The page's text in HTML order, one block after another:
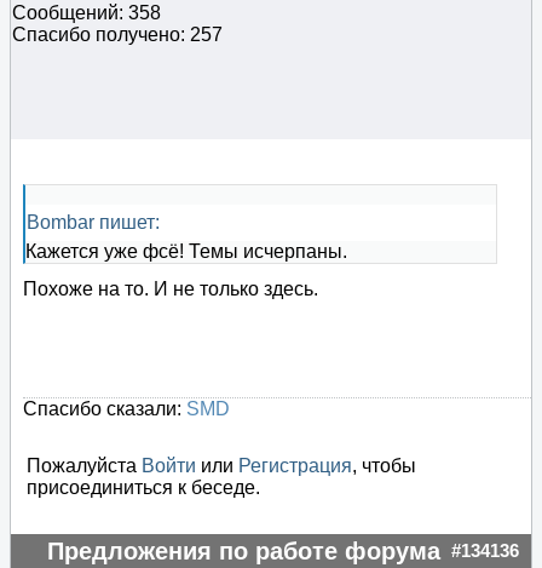
Сообщений: 358
Спасибо получено: 257
Bombar пишет:
Кажется уже фсё! Темы исчерпаны.
Похоже на то. И не только здесь.
Спасибо сказали: SMD
Пожалуйста Войти или Регистрация, чтобы
присоединиться к беседе.
Предложения по работе форума #134136